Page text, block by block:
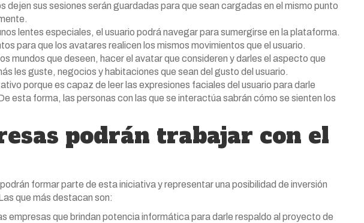
dejen sus sesiones serán guardadas para que sean cargadas en el mismo punto
lentes especiales, el usuario podrá navegar para sumergirse en la plataforma.
para que los avatares realicen los mismos movimientos que el usuario.
mundos que deseen, hacer el avatar que consideren y darles el aspecto que
les guste, negocios y habitaciones que sean del gusto del usuario.
porque es capaz de leer las expresiones faciales del usuario para darle
esta forma, las personas con las que se interactúa sabrán cómo se sienten los
podrán trabajar con el
formar parte de esta iniciativa y representar una posibilidad de inversión
que más destacan son:
empresas que brindan potencia informática para darle respaldo al proyecto de